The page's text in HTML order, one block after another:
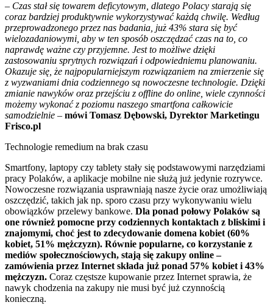
– Czas stał się towarem deficytowym, dlatego Polacy starają się
coraz bardziej produktywnie wykorzystywać każdą chwilę. Według
przeprowadzonego przez nas badania, już 43% stara się być
wielozadaniowymi, aby w ten sposób oszczędzać czas na to, co
naprawdę ważne czy przyjemne. Jest to możliwe dzięki
zastosowaniu sprytnych rozwiązań i odpowiedniemu planowaniu.
Okazuje się, że najpopularniejszym rozwiązaniem na zmierzenie się
z wyzwaniami dnia codziennego są nowoczesne technologie. Dzięki
zmianie nawyków oraz przejściu z offline do online, wiele czynności
możemy wykonać z poziomu naszego smartfona całkowicie
samodzielnie – mówi Tomasz Dębowski, Dyrektor Marketingu
Frisco.pl
Technologie remedium na brak czasu
Smartfony, laptopy czy tablety stały się podstawowymi narzędziami
pracy Polaków, a aplikacje mobilne nie służą już jedynie rozrywce.
Nowoczesne rozwiązania usprawniają nasze życie oraz umożliwiają
oszczędzić, takich jak np. sporo czasu przy wykonywaniu wielu
obowiązków przelewy bankowe. Dla ponad połowy Polaków są
one również pomocne przy codziennych kontaktach z bliskimi i
znajomymi, choć jest to zdecydowanie domena kobiet (60%
kobiet, 51% mężczyzn). Równie popularne, co korzystanie z
mediów społecznościowych, stają się zakupy online –
zamówienia przez Internet składa już ponad 57% kobiet i 43%
mężczyzn. Coraz częstsze kupowanie przez Internet sprawia, że
nawyk chodzenia na zakupy nie musi być już czynnością
konieczną.